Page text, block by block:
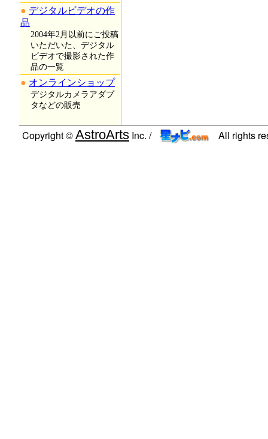
デジタルビデオの作
品
2004年2月以前にご投稿
いただいた、デジタル
ビデオで撮影された作
品の一覧
オンラインショップ
デジタルカメラアダプ
タなどの販売
Copyright ©AstroArts Inc. / All rights